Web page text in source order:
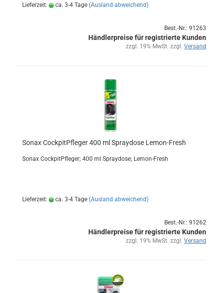
Lieferzeit: ca. 3-4 Tage (Ausland abweichend)
Best.-Nr.: 91263
Händlerpreise für registrierte Kunden
zzgl. 19% MwSt. zzgl. Versand
Sonax Cock­pit­Pfle­ger 400 ml Spray­do­se Lemon-​​Fresh
Sonax Cock­pit­Pfle­ger; 400 ml Spray­do­se; Lemon-​Fresh
Lieferzeit: ca. 3-4 Tage (Ausland abweichend)
Best.-Nr.: 91262
Händlerpreise für registrierte Kunden
zzgl. 19% MwSt. zzgl. Versand